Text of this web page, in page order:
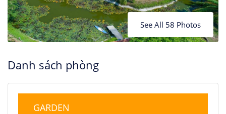
See All 58 Photos
Danh sách phòng
GARDEN